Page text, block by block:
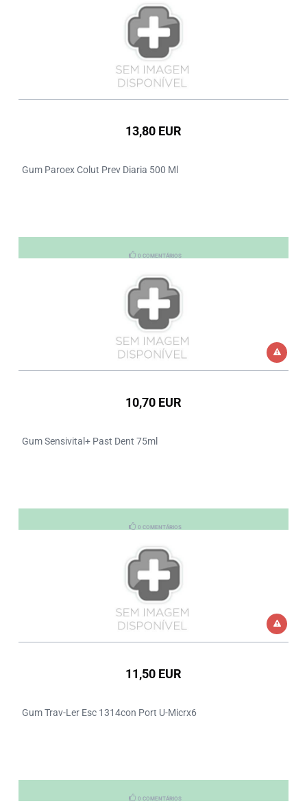
13,80 EUR
Gum Paroex Colut Prev Diaria 500 Ml
0 COMENTÁRIOS
10,70 EUR
Gum Sensivital+ Past Dent 75ml
0 COMENTÁRIOS
11,50 EUR
Gum Trav-Ler Esc 1314con Port U-Micrx6
0 COMENTÁRIOS